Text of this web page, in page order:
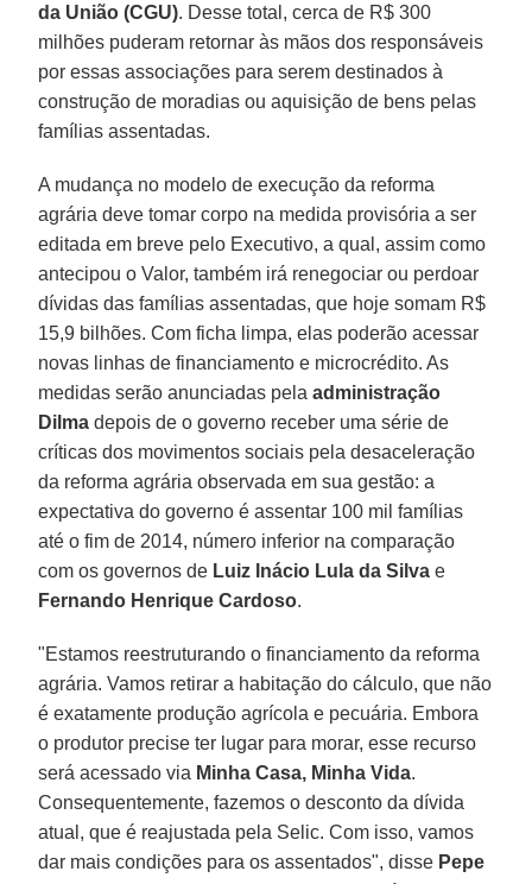
da União (CGU). Desse total, cerca de R$ 300
milhões puderam retornar às mãos dos responsáveis
por essas associações para serem destinados à
construção de moradias ou aquisição de bens pelas
famílias assentadas.
A mudança no modelo de execução da reforma
agrária deve tomar corpo na medida provisória a ser
editada em breve pelo Executivo, a qual, assim como
antecipou o Valor, também irá renegociar ou perdoar
dívidas das famílias assentadas, que hoje somam R$
15,9 bilhões. Com ficha limpa, elas poderão acessar
novas linhas de financiamento e microcrédito. As
medidas serão anunciadas pelaadministração
Dilma depois de o governo receber uma série de
críticas dos movimentos sociais pela desaceleração
da reforma agrária observada em sua gestão: a
expectativa do governo é assentar 100 mil famílias
até o fim de 2014, número inferior na comparação
com os governos de Luiz Inácio Lula da Silva e
Fernando Henrique Cardoso.
"Estamos reestruturando o financiamento da reforma
agrária. Vamos retirar a habitação do cálculo, que não
é exatamente produção agrícola e pecuária. Embora
o produtor precise ter lugar para morar, esse recurso
será acessado via Minha Casa, Minha Vida.
Consequentemente, fazemos o desconto da dívida
atual, que é reajustada pela Selic. Com isso, vamos
dar mais condições para os assentados", disse Pepe